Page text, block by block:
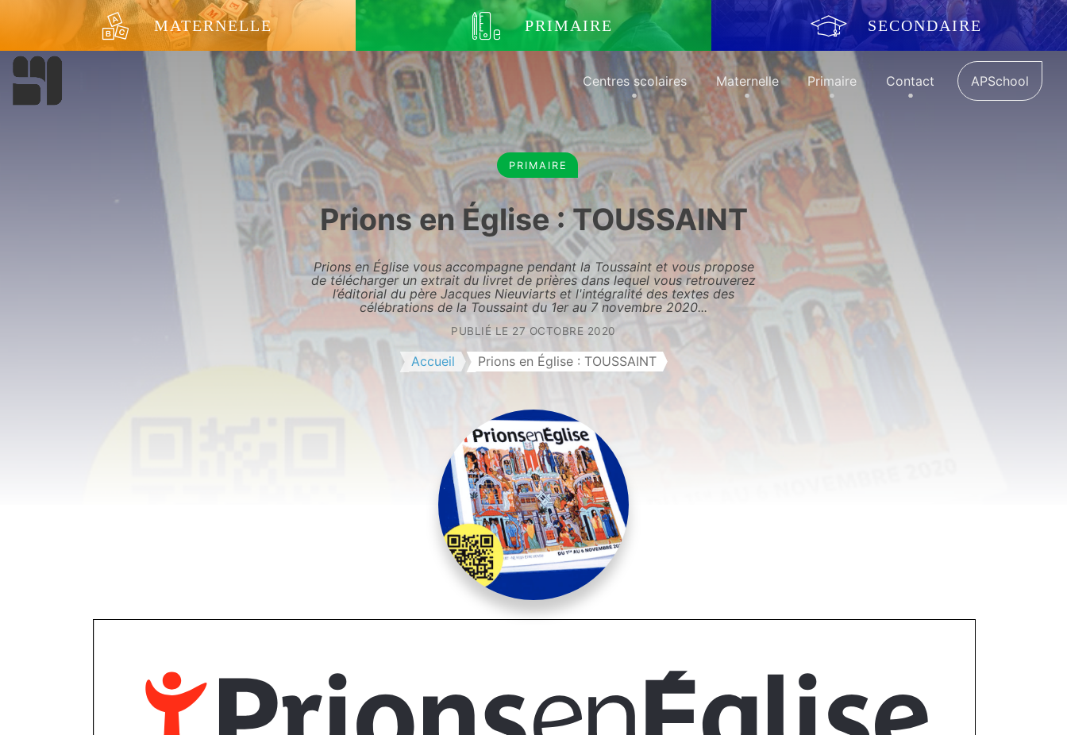
MATERNELLE PRIMAIRE SECONDAIRE
Centres scolaires Maternelle Primaire Contact APSchool
PRIMAIRE
Prions en Église : TOUSSAINT
Prions en Église vous accompagne pendant la Toussaint et vous propose
de télécharger un extrait du livret de prières dans lequel vous retrouverez
l’éditorial du père Jacques Nieuviarts et l'intégralité des textes des
célébrations de la Toussaint du 1er au 7 novembre 2020...
PUBLIÉ LE 27 OCTOBRE 2020
Accueil Prions en Église : TOUSSAINT